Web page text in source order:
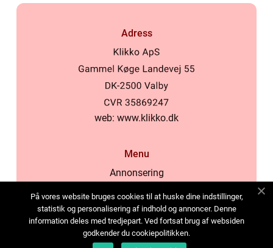
Adress
web: www.klikko.dk
Menu
Annonsering
Cookies
Kontakta oss
Sitemap
På vores website bruges cookies til at huske dine indstillinger,
statistik og personalisering af indhold og annoncer. Denne
information deles med tredjepart. Ved fortsat brug af websiden
godkender du cookiepolitikken.